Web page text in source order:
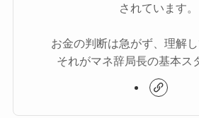
されています。
お金の判断は急がず、理解し
それがマネ辞局長の基本ス